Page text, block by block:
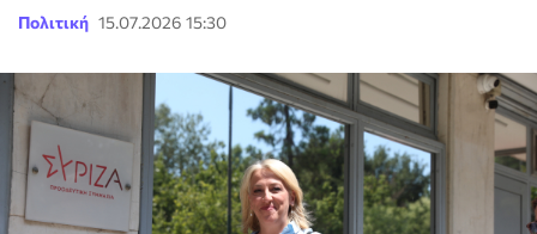
Πολιτική 15.07.2026 15:30